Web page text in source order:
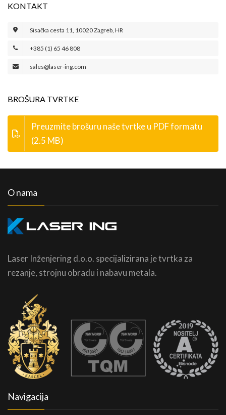
KONTAKT
Sisačka cesta 11, 10020 Zagreb, HR
+385 (1) 65 46 808
sales@laser-ing.com
BROŠURA TVRTKE
Preuzmite brošuru naše tvrtke u PDF formatu
(2.5 MB)
O nama
Laser Inženjering d.o.o. specijalizirana je tvrtka za
rezanje, strojnu obradu i nabavu metala.
Navigacija